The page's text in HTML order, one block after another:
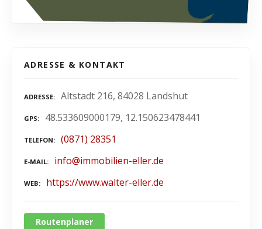
ADRESSE & KONTAKT
ADRESSE Altstadt 216, 84028 Landshut
GPS 48.533609000179, 12.150623478441
TELEFON (0871) 28351
E-MAIL info@immobilien-eller.de
WEB https://www.walter-eller.de
Routenplaner